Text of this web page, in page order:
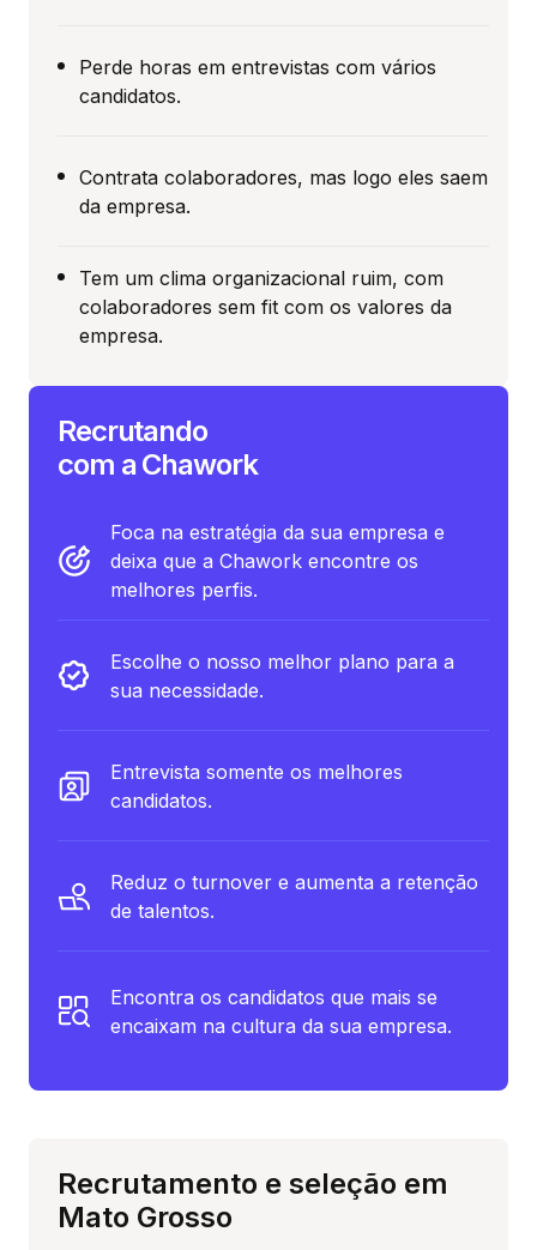
Perde horas em entrevistas com vários
candidatos.
Contrata colaboradores, mas logo eles saem
da empresa.
Tem um clima organizacional ruim, com
colaboradores sem fit com os valores da
empresa.
Recrutando
com a Chawork
Foca na estratégia da sua empresa e
deixa que a Chawork encontre os
melhores perfis.
Escolhe o nosso melhor plano para a
sua necessidade.
Entrevista somente os melhores
candidatos.
Reduz o turnover e aumenta a retenção
de talentos.
Encontra os candidatos que mais se
encaixam na cultura da sua empresa.
Recrutamento e seleção em
Mato Grosso